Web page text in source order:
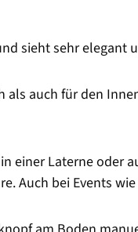
sieht sehr elegant
als auch für den
einer Laterne
Auch bei Events